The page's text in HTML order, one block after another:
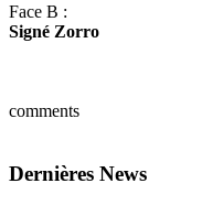
Face B :
Signé Zorro
comments
Dernières News